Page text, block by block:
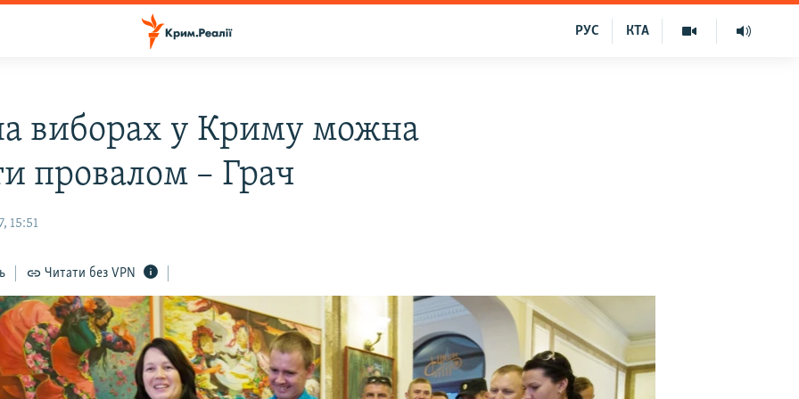
КТА
РУС
виборах у Криму можна
провалом – Грач
15:51
Читати без VPN